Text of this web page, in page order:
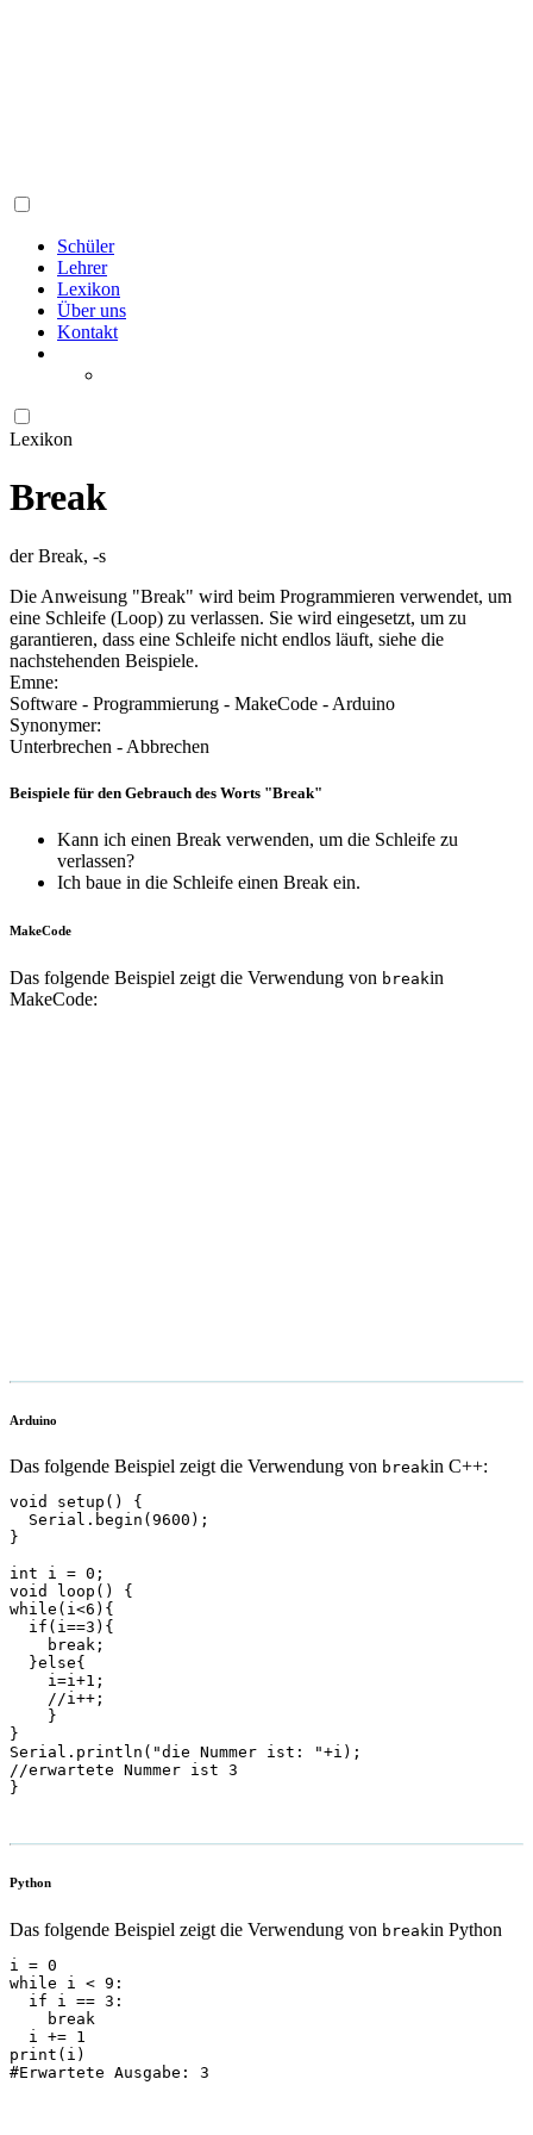
Schüler
Lehrer
Lexikon
Über uns
Kontakt
Lexikon
Break
der Break, -s
Die Anweisung "Break" wird beim Programmieren verwendet, um
eine Schleife (Loop) zu verlassen. Sie wird eingesetzt, um zu
garantieren, dass eine Schleife nicht endlos läuft, siehe die
nachstehenden Beispiele.
Emne:
Software - Programmierung - MakeCode - Arduino
Synonymer:
Unterbrechen - Abbrechen
Beispiele für den Gebrauch des Worts "Break"
Kann ich einen Break verwenden, um die Schleife zu
verlassen?
Ich baue in die Schleife einen Break ein.
MakeCode
Das folgende Beispiel zeigt die Verwendung von breakin
MakeCode:
Arduino
Das folgende Beispiel zeigt die Verwendung von breakin C++:
void setup() {
  Serial.begin(9600);
}
int i = 0;
void loop() {
while(i<6){
  if(i==3){
    break;
  }else{
    i=i+1;
    //i++;
    }
}
Serial.println("die Nummer ist: "+i);
//erwartete Nummer ist 3
Python
Das folgende Beispiel zeigt die Verwendung von breakin Python
i = 0
while i < 9:
  if i == 3:
    break
  i += 1
print(i)
#Erwartete Ausgabe: 3